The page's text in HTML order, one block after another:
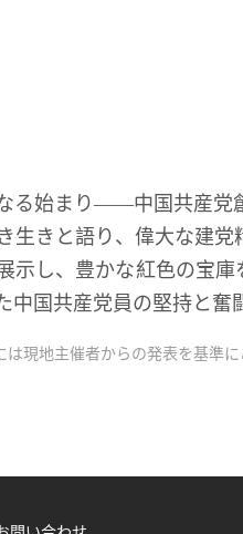
る始まり――中国共産党
生きと語り、偉大な建
示し、豊かな紅色の宝
国共産党員の堅持と奮
現地主催者からの発表を基準に